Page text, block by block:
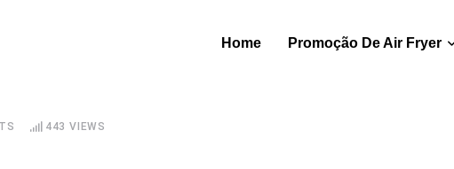
Home Promoção De Air Fryer
443 VIEWS